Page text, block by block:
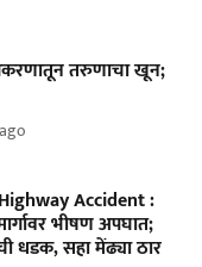
तरुणाचा खून;
Accident :
भीषण अपघात;
धडक, सहा मेंढ्या ठार